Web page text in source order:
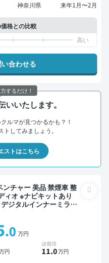
神奈川県 来年1月〜2月
格との比較
合わせる
いいたします。
ルマが見つかるかも？！
してみましょう。
ストはこちら
品 禁煙車 整
ィオ ※ナビキットあり
ジタルインナーミラー
軽減
.0 万円
円
諸費用
11.0万円
するだけ！